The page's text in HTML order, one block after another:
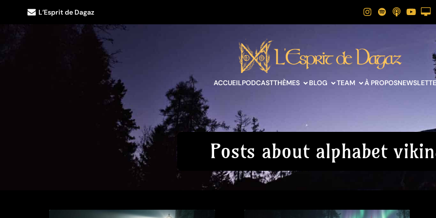
L’Esprit de Dagaz
ACCUEILPODCASTTHÈMES BLOG TEAM À PROPOS
Posts about alphabet